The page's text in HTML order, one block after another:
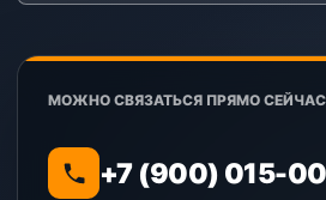
МОЖНО СВЯЗАТЬСЯ ПРЯМО СЕЙЧАС
+7 (900) 015-